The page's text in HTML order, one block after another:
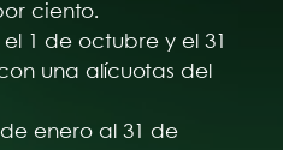
ciento.
1 de octubre y el 31
una alícuotas del
enero al 31 de